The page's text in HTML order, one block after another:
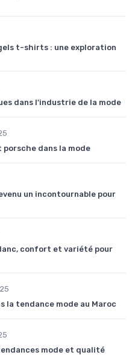
t-shirts : une exploration
dans l'industrie de la mode
dans la mode
un incontournable pour
confort et variété pour
la tendance mode au Maroc
mode et qualité